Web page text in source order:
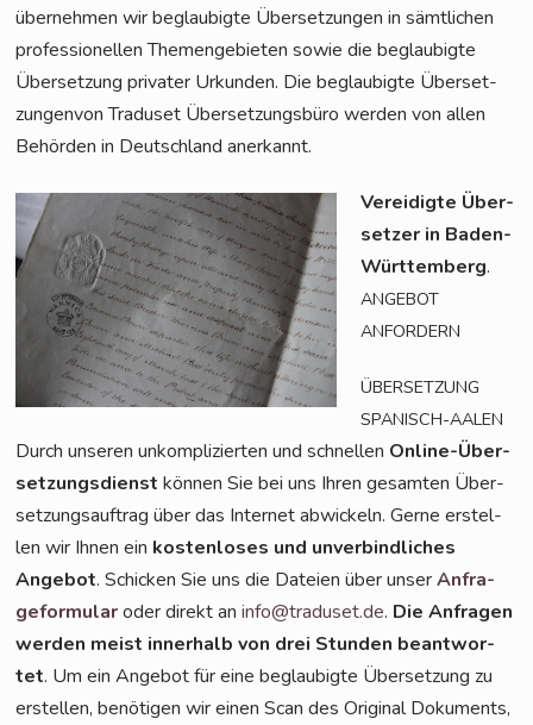
über­neh­men wir beglau­big­te Über­set­zun­gen in sämt­li­chen
pro­fes­sio­nel­len The­men­ge­bie­ten sowie die beglau­big­te
Über­set­zung pri­va­ter Urkun­den. Die beglau­big­te Über­set­
zun­gen­von Tra­du­set Über­set­zungs­bü­ro wer­den von allen
Behör­den in Deutsch­land anerkannt.
Ver­ei­dig­te Über­
set­zer in Baden-
Würt­tem­berg.
ANGEBOT
ANFORDERN
ÜBERSETZUNG
SPANISCH-AALEN
Durch unse­ren unkom­pli­zier­ten und schnel­len Online-Über­
set­zungs­dienst kön­nen Sie bei uns Ihren gesam­ten Über­
set­zungs­auf­trag über das Inter­net abwi­ckeln. Ger­ne erstel­
len wir Ihnen ein kos­ten­lo­ses und unver­bind­li­ches
Ange­bot. Schi­cken Sie uns die Datei­en über unserAnfra­
ge­for­mu­laroder direkt aninfo@traduset.de. Die Anfra­gen
wer­den meist inner­halb von drei Stun­den beant­wor­
tet. Um ein Ange­bot für eine beglau­big­te Über­set­zung zu
erstel­len, benö­ti­gen wir einen Scan des Ori­gi­nal Doku­ments,